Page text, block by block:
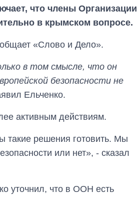
что члены Организации
в крымском вопросе.
«Слово и Дело».
в том смысле, что он
безопасности не
Ельченко.
активным действиям.
такие решения готовить. Мы
или нет», - сказал
уточнил, что в ООН есть